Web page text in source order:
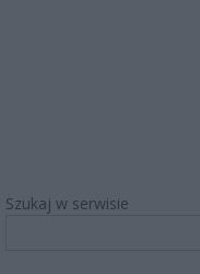
Szukaj w serwisie